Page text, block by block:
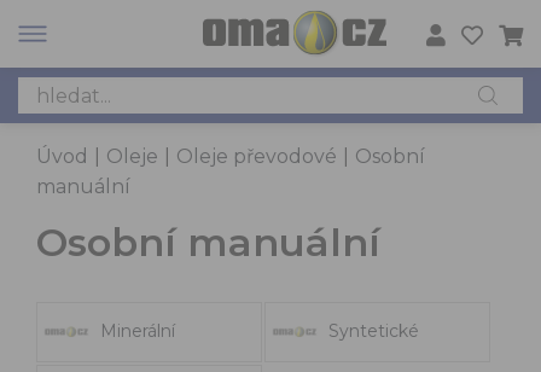
Úvod Oleje Oleje převodové
Osobní
manuální
Osobní manuální
Minerální Syntetické